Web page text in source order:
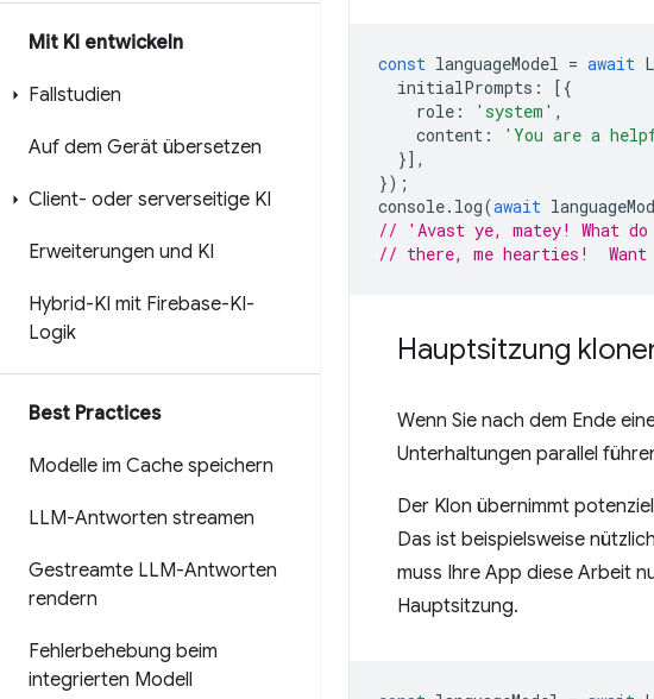
Mit KI entwickeln
Fallstudien
Auf dem Gerät übersetzen
Client- oder serverseitige KI
Erweiterungen und KI
Hybrid-KI mit Firebase-KI-
Logik
Best Practices
Modelle im Cache speichern
LLM-Antworten streamen
Gestreamte LLM-Antworten
rendern
Fehlerbehebung beim
integrierten Modell
const languageModel = await
initialPrompts :
[{
role : 'system' ,
content :
'You are a
}],
});
console. log(await
// 'Avast ye, matey! What
// there, me hearties!  Want
Hauptsitzung
Wenn Sie nach dem Ende
Unterhaltungen parallel
Der Klon übernimmt
Das ist beispielsweise
muss Ihre App diese Arbeit
Hauptsitzung.